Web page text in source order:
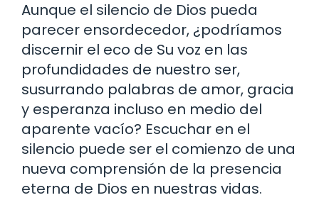
Aunque el silencio de Dios pueda
parecer ensordecedor, ¿podríamos
discernir el eco de Su voz en las
profundidades de nuestro ser,
susurrando palabras de amor, gracia
y esperanza incluso en medio del
aparente vacío? Escuchar en el
silencio puede ser el comienzo de una
nueva comprensión de la presencia
eterna de Dios en nuestras vidas.